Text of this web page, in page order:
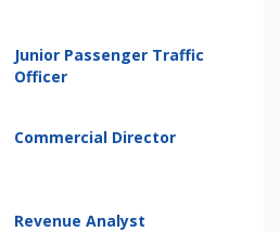
Junior Passenger Traffic
Officer
Commercial Director
Revenue Analyst